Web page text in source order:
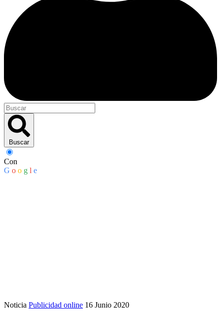
Buscar
Con
G o o g l e
Noticia Publicidad online 16 Junio 2020